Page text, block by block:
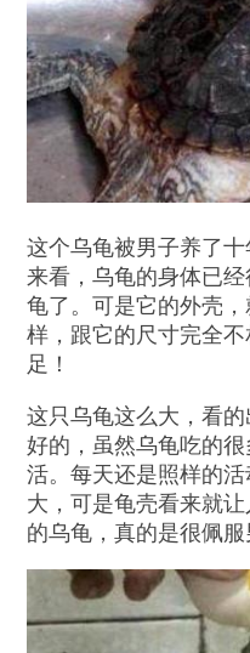
这个乌龟被男子养了
来看，乌龟的身体已
龟了。可是它的外壳
样，跟它的尺寸完全
足！
这只乌龟这么大，看
好的，虽然乌龟吃的
活。每天还是照样的
大，可是龟壳看来就
的乌龟，真的是很佩服